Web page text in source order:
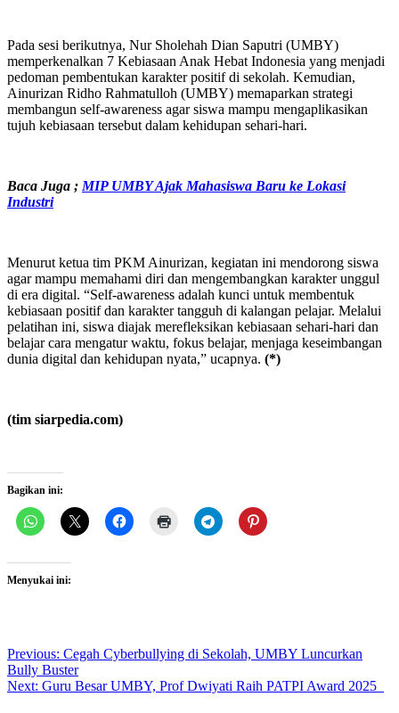
Pada sesi berikutnya, Nur Sholehah Dian Saputri (UMBY)
memperkenalkan 7 Kebiasaan Anak Hebat Indonesia yang menjadi
pedoman pembentukan karakter positif di sekolah. Kemudian,
Ainurizan Ridho Rahmatulloh (UMBY) memaparkan strategi
membangun self-awareness agar siswa mampu mengaplikasikan
tujuh kebiasaan tersebut dalam kehidupan sehari-hari.
Baca Juga ; MIP UMBY Ajak Mahasiswa Baru ke Lokasi
Industri
Menurut ketua tim PKM Ainurizan, kegiatan ini mendorong siswa
agar mampu memahami diri dan mengembangkan karakter unggul
di era digital. “Self-awareness adalah kunci untuk membentuk
kebiasaan positif dan karakter tangguh di kalangan pelajar. Melalui
pelatihan ini, siswa diajak merefleksikan kebiasaan sehari-hari dan
belajar cara mengatur waktu, fokus belajar, menjaga keseimbangan
dunia digital dan kehidupan nyata,” ucapnya. (*)
(tim siarpedia.com)
Bagikan ini:
Menyukai ini:
Post
navigation
Previous: Cegah Cyberbullying di Sekolah, UMBY Luncurkan
Bully Buster
Next: Guru Besar UMBY, Prof Dwiyati Raih PATPI Award 2025